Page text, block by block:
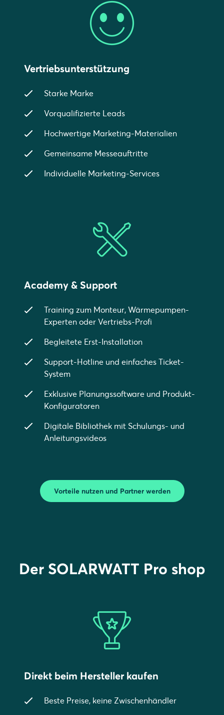
Vertriebsunterstützung
Starke Marke
Vorqualifizierte Leads
Hochwertige Marketing-Materialien
Gemeinsame Messeauftritte
Individuelle Marketing-Services
Academy & Support
Training zum Monteur, Wärmepumpen-
Experten oder Vertriebs-Profi
Begleitete Erst-Installation
Support-Hotline und einfaches Ticket-
System
Exklusive Planungssoftware und Produkt-
Konfiguratoren
Digitale Bibliothek mit Schulungs- und
Anleitungsvideos
Vorteile nutzen und Partner werden
Der SOLARWATT Pro shop
Direkt beim Hersteller kaufen
Beste Preise, keine Zwischenhändler